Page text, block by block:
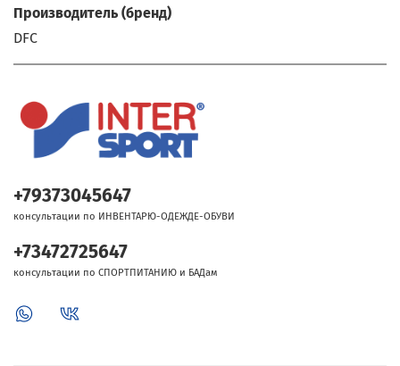
Производитель (бренд)
DFC
+79373045647
консультации по ИНВЕНТАРЮ-ОДЕЖДЕ-ОБУВИ
+73472725647
консультации по СПОРТПИТАНИЮ и БАДам